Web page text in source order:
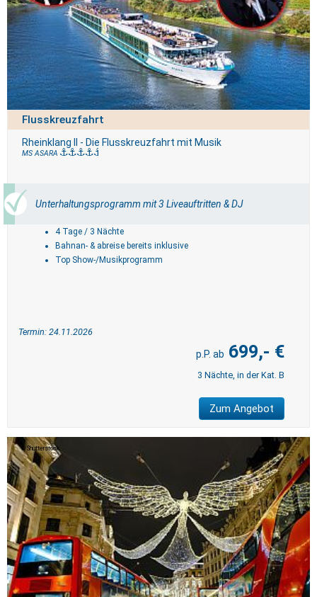
Flusskreuzfahrt
Rheinklang II - Die Flusskreuzfahrt mit Musik
MS ASARA
Unterhaltungsprogramm mit 3 Liveauftritten & DJ
4 Tage / 3 Nächte
Bahnan- & abreise bereits inklusive
Top Show-/Musikprogramm
Termin: 24.11.2026
699,- €
3 Nächte, in der Kat. B
Zum Angebot
Shutterstock